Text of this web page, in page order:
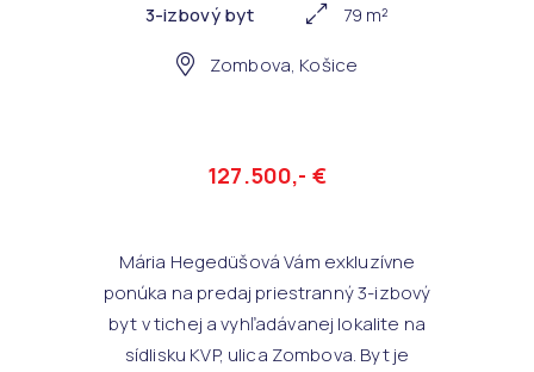
3-izbový byt
79 m²
Zombova, Košice
127.500,- €
Mária Hegedüšová Vám exkluzívne
ponúka na predaj priestranný 3-izbový
byt v tichej a vyhľadávanej lokalite na
sídlisku KVP, ulica Zombova. Byt je